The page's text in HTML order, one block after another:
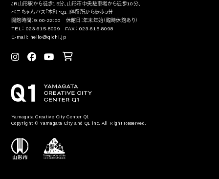
JR山形駅から徒歩15分、山形市中央駐車場から徒歩10分、
ベニちゃんバス「本町・Q1」停留所から徒歩3分
開館時間：9:00-22:00 休館日：年末年始（臨時休館あり）
TEL： 023-615-8099 FAX： 023-615-8098
E-mail: hello@qichi.jp
Yamagata Creative City Center Q1
Copyright © Yamagata City and Q1 inc. All Right Reserved.